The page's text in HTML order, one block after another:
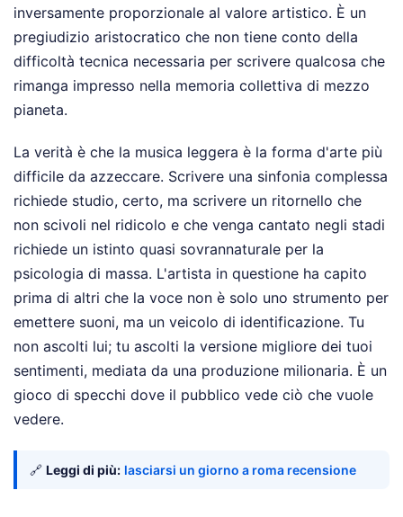
inversamente proporzionale al valore artistico. È un
pregiudizio aristocratico che non tiene conto della
difficoltà tecnica necessaria per scrivere qualcosa che
rimanga impresso nella memoria collettiva di mezzo
pianeta.
La verità è che la musica leggera è la forma d'arte più
difficile da azzeccare. Scrivere una sinfonia complessa
richiede studio, certo, ma scrivere un ritornello che
non scivoli nel ridicolo e che venga cantato negli stadi
richiede un istinto quasi sovrannaturale per la
psicologia di massa. L'artista in questione ha capito
prima di altri che la voce non è solo uno strumento per
emettere suoni, ma un veicolo di identificazione. Tu
non ascolti lui; tu ascolti la versione migliore dei tuoi
sentimenti, mediata da una produzione milionaria. È un
gioco di specchi dove il pubblico vede ciò che vuole
vedere.
🔗 Leggi di più: lasciarsi un giorno a roma recensione